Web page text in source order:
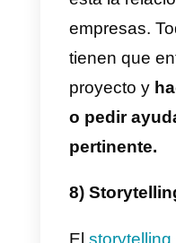
Las
realistas
para
intuición
será un
puede